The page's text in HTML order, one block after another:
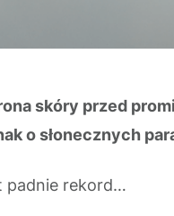
skóry przed
o słonecznych
padnie rekord…